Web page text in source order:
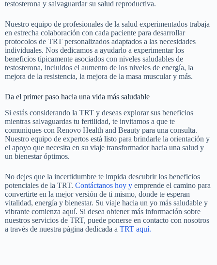
testosterona y salvaguardar su salud reproductiva.
Nuestro equipo de profesionales de la salud experimentados trabaja
en estrecha colaboración con cada paciente para desarrollar
protocolos de TRT personalizados adaptados a las necesidades
individuales. Nos dedicamos a ayudarlo a experimentar los
beneficios típicamente asociados con niveles saludables de
testosterona, incluidos el aumento de los niveles de energía, la
mejora de la resistencia, la mejora de la masa muscular y más.
Da el primer paso hacia una vida más saludable
Si estás considerando la TRT y deseas explorar sus beneficios
mientras salvaguardas tu fertilidad, te invitamos a que te
comuniques con Renovo Health and Beauty para una consulta.
Nuestro equipo de expertos está listo para brindarle la orientación y
el apoyo que necesita en su viaje transformador hacia una salud y
un bienestar óptimos.
No dejes que la incertidumbre te impida descubrir los beneficios
potenciales de la TRT. Contáctanos hoy y emprende el camino para
convertirte en la mejor versión de ti mismo, donde te esperan
vitalidad, energía y bienestar. Su viaje hacia un yo más saludable y
vibrante comienza aquí. Si desea obtener más información sobre
nuestros servicios de TRT, puede ponerse en contacto con nosotros
a través de nuestra página dedicada a TRT aquí.